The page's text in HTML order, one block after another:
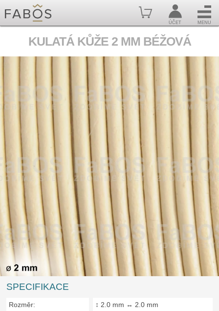
ÚČET MENU
KULATÁ KŮŽE 2 MM BÉŽOVÁ
SPECIFIKACE
Rozměr:
↕ 2.0 mm ↔ 2.0 mm